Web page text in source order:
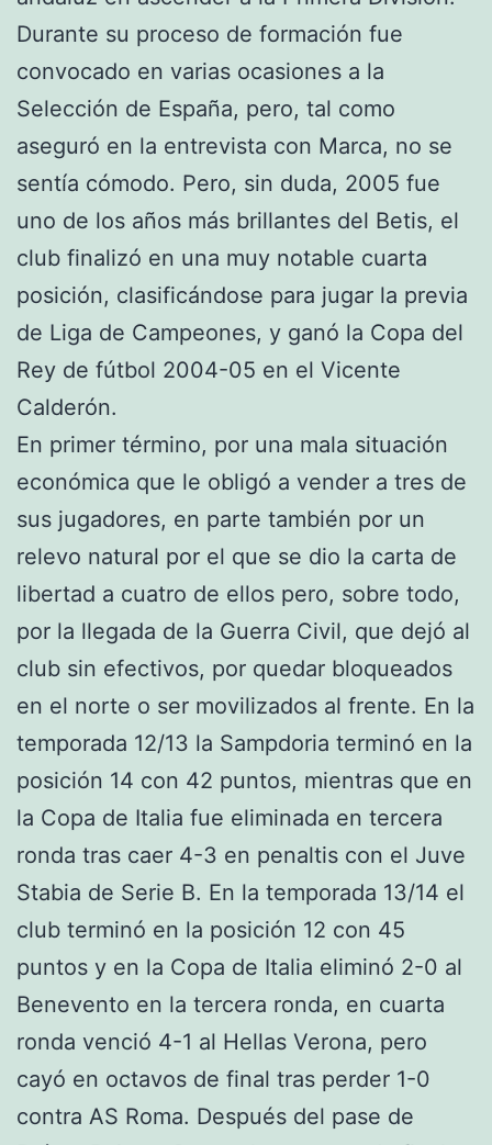
Durante su proceso de formación fue
convocado en varias ocasiones a la
Selección de España, pero, tal como
aseguró en la entrevista con Marca, no se
sentía cómodo. Pero, sin duda, 2005 fue
uno de los años más brillantes del Betis, el
club finalizó en una muy notable cuarta
posición, clasificándose para jugar la previa
de Liga de Campeones, y ganó la Copa del
Rey de fútbol 2004-05 en el Vicente
Calderón.
En primer término, por una mala situación
económica que le obligó a vender a tres de
sus jugadores, en parte también por un
relevo natural por el que se dio la carta de
libertad a cuatro de ellos pero, sobre todo,
por la llegada de la Guerra Civil, que dejó al
club sin efectivos, por quedar bloqueados
en el norte o ser movilizados al frente. En la
temporada 12/13 la Sampdoria terminó en la
posición 14 con 42 puntos, mientras que en
la Copa de Italia fue eliminada en tercera
ronda tras caer 4-3 en penaltis con el Juve
Stabia de Serie B. En la temporada 13/14 el
club terminó en la posición 12 con 45
puntos y en la Copa de Italia eliminó 2-0 al
Benevento en la tercera ronda, en cuarta
ronda venció 4-1 al Hellas Verona, pero
cayó en octavos de final tras perder 1-0
contra AS Roma. Después del pase de